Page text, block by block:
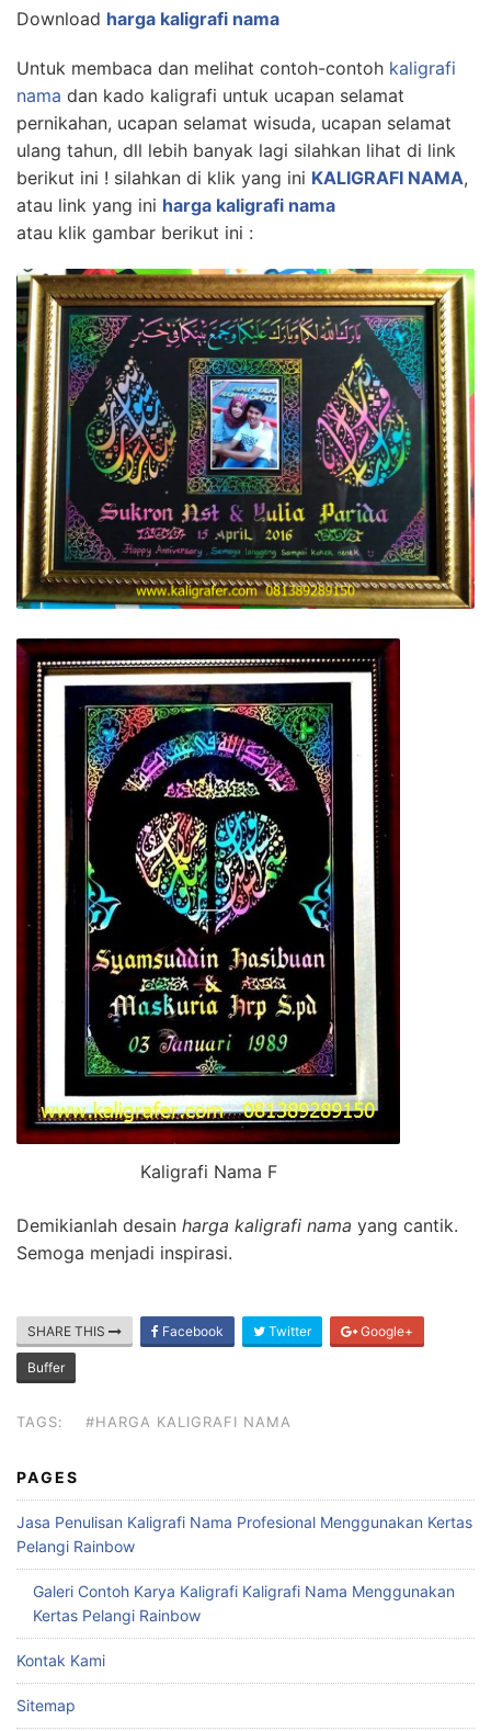
Download harga kaligrafi nama
Untuk membaca dan melihat contoh-contoh kaligrafi
nama dan kado kaligrafi untuk ucapan selamat
pernikahan, ucapan selamat wisuda, ucapan selamat
ulang tahun, dll lebih banyak lagi silahkan lihat di link
berikut ini ! silahkan di klik yang ini KALIGRAFI NAMA,
atau link yang ini harga kaligrafi nama
atau klik gambar berikut ini :
Kaligrafi Nama F
Demikianlah desain harga kaligrafi nama yang cantik.
Semoga menjadi inspirasi.
SHARE THIS Facebook Twitter Google+
Buffer
TAGS: #HARGA KALIGRAFI NAMA
PAGES
Jasa Penulisan Kaligrafi Nama Profesional Menggunakan Kertas
Pelangi Rainbow
Galeri Contoh Karya Kaligrafi Kaligrafi Nama Menggunakan
Kertas Pelangi Rainbow
Kontak Kami
Sitemap